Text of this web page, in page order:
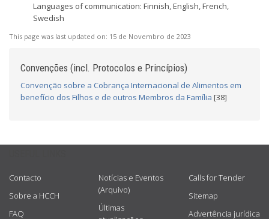
Languages of communication: Finnish, English, French,
Swedish
This page was last updated on: 15 de Novembro de 2023
Convenções (incl. Protocolos e Princípios)
Convenção sobre a Cobrança Internacional de Alimentos em
benefício dos Filhos e de outros Membros da Família [38]
Contacto
Sobre a HCCH
FAQ
Notícias e Eventos
(Arquivo)
Últimas
Calls for Tender
Sitemap
Advertência jurídica